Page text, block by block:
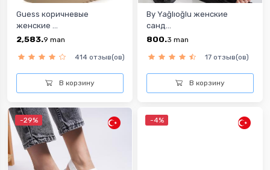
Guess коричневые
женские ...
2,583.9 man
414 отзыв(ов)
В корзину
By Yağlıoğlu женские
санд...
800.3 man
17 отзыв(ов)
В корзину
-29% -4%